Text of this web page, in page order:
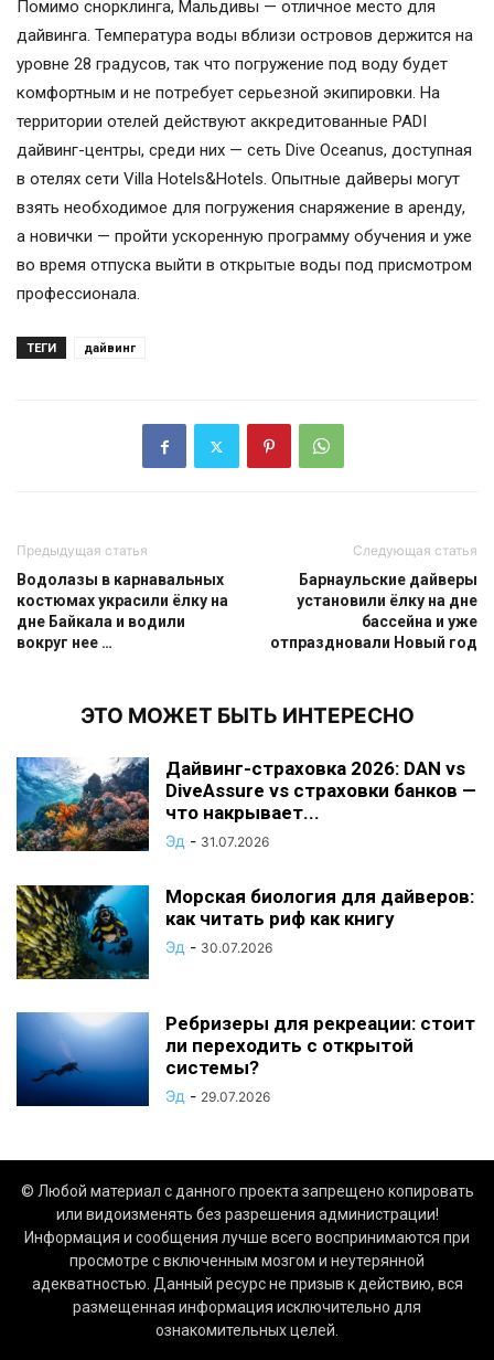
Помимо снорклинга, Мальдивы — отличное место для
дайвинга. Температура воды вблизи островов держится на
уровне 28 градусов, так что погружение под воду будет
комфортным и не потребует серьезной экипировки. На
территории отелей действуют аккредитованные PADI
дайвинг-центры, среди них — сеть Dive Oceanus, доступная
в отелях сети Villa Hotels&Hotels. Опытные дайверы могут
взять необходимое для погружения снаряжение в аренду,
а новички — пройти ускоренную программу обучения и уже
во время отпуска выйти в открытые воды под присмотром
профессионала.
ТЕГИ дайвинг
Предыдущая статья
Водолазы в карнавальных
костюмах украсили ёлку на
дне Байкала и водили
вокруг нее …
Следующая статья
Барнаульские дайверы
установили ёлку на дне
бассейна и уже
отпраздновали Новый год
ЭТО МОЖЕТ БЫТЬ ИНТЕРЕСНО
Дайвинг-страховка 2026: DAN vs
DiveAssure vs страховки банков —
что накрывает...
Эд - 31.07.2026
Морская биология для дайверов:
как читать риф как книгу
Эд - 30.07.2026
Ребризеры для рекреации: стоит
ли переходить с открытой
системы?
Эд - 29.07.2026
© Любой материал с данного проекта запрещено копировать
или видоизменять без разрешения администрации!
Информация и сообщения лучше всего воспринимаются при
просмотре с включенным мозгом и неутерянной
адекватностью. Данный ресурс не призыв к действию, вся
размещенная информация исключительно для
ознакомительных целей.